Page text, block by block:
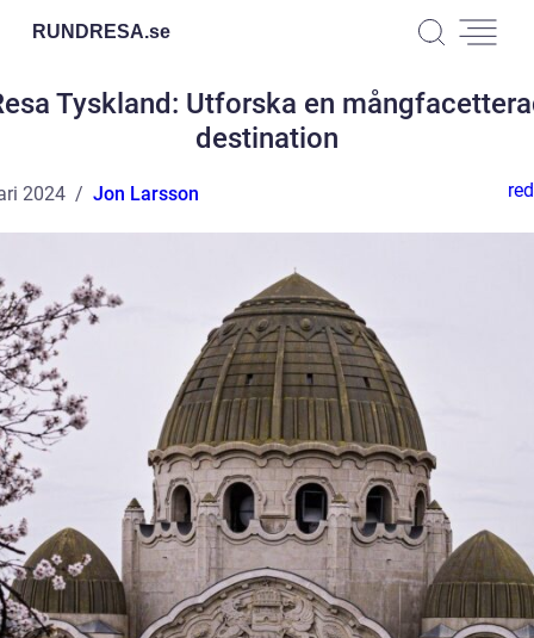
RUNDRESA.se
Tyskland: Utforska en
destination
2024 Jon Larsson